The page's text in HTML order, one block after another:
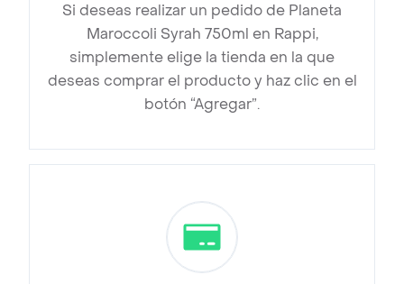
Si deseas realizar un pedido de Planeta
Maroccoli Syrah 750ml en Rappi,
simplemente elige la tienda en la que
deseas comprar el producto y haz clic en el
botón “Agregar”.